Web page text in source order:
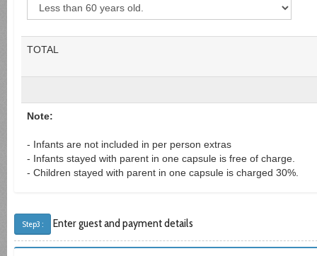
TOTAL
Note:
- Infants are not included in per person extras
- Infants stayed with parent in one capsule is free of charge.
- Children stayed with parent in one capsule is charged 30%.
Step3 : Enter guest and payment details